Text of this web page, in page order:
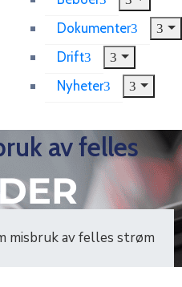
Dokumenter
Drift
Nyheter
av felles
misbruk av felles strøm